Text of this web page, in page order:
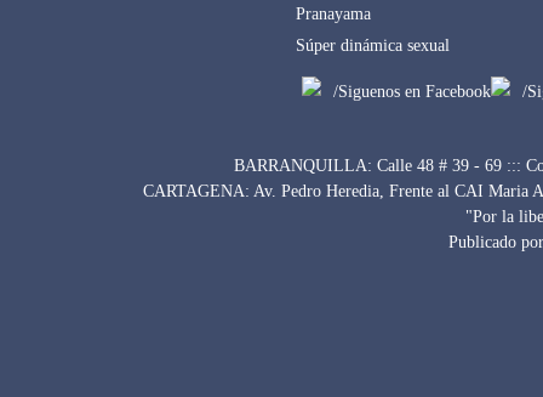
Pranayama
Súper dinámica sexual
/Siguenos en Facebook /
BARRANQUILLA: Calle 48 # 39 - 69 :::
CARTAGENA: Av. Pedro Heredia, Frente al CAI Maria
"Por la
Publicado